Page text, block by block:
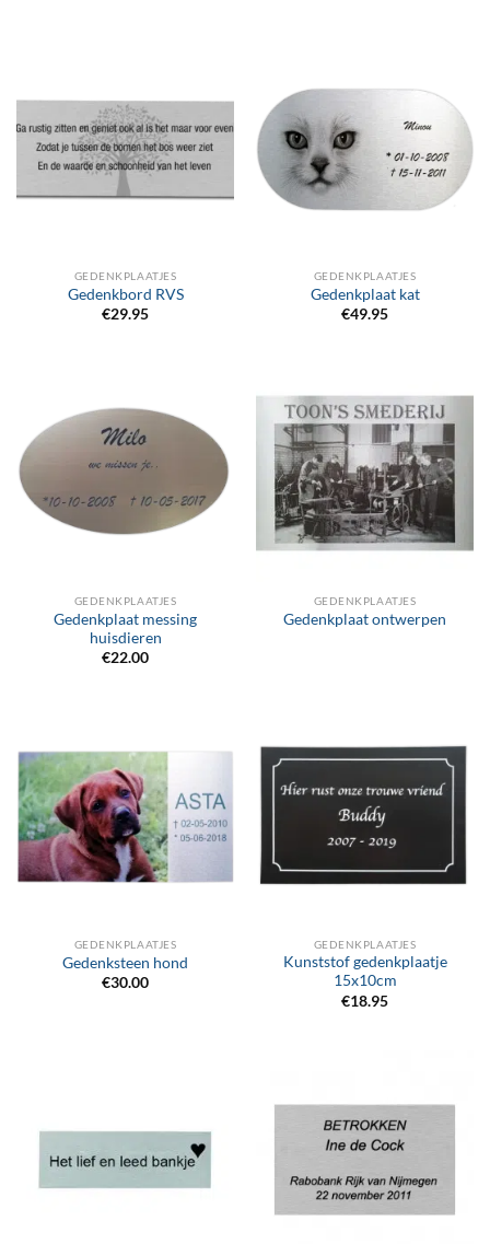
GEDENKPLAATJES
Gedenkbord RVS
€29.95
GEDENKPLAATJES
Gedenkplaat kat
€49.95
GEDENKPLAATJES
Gedenkplaat messing
huisdieren
€22.00
GEDENKPLAATJES
Gedenkplaat ontwerpen
GEDENKPLAATJES
Gedenksteen hond
€30.00
GEDENKPLAATJES
Kunststof gedenkplaatje
15x10cm
€18.95